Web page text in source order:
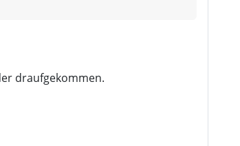
draufgekommen.